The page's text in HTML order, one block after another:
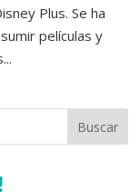
Plus. Se ha
películas y